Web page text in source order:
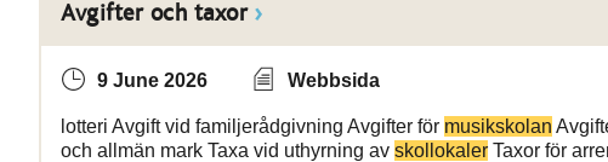
Avgifter och taxor
9 June 2026 Webbsida
lotteri Avgift vid familjerådgivning Avgifter för musikskolan
och allmän mark Taxa vid uthyrning av skollokaler Taxor för